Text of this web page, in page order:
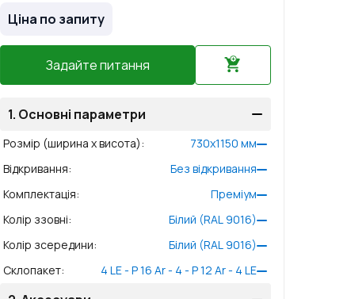
Ціна по запиту
Задайте питання
1. Основні параметри
Розмір (ширина x висота): 730x1150 мм
Відкривання:
Без відкривання
Комплектація:
Преміум
Колір ззовні:
Білий (RAL 9016)
Колір зсередини:
Білий (RAL 9016)
Склопакет: 4 LE - P 16 Ar - 4 - P 12 Ar - 4 LE